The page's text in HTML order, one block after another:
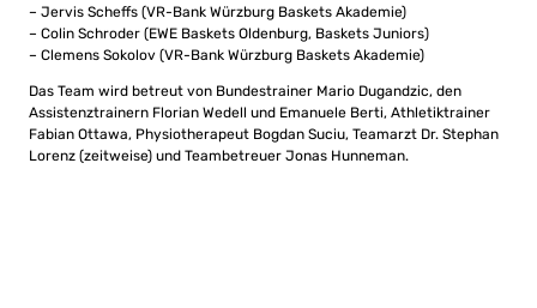
– Jervis Scheffs (VR-Bank Würzburg Baskets Akademie)
– Colin Schroder (EWE Baskets Oldenburg, Baskets Juniors)
– Clemens Sokolov (VR-Bank Würzburg Baskets Akademie)
Das Team wird betreut von Bundestrainer Mario Dugandzic, den
Assistenztrainern Florian Wedell und Emanuele Berti, Athletiktrainer
Fabian Ottawa, Physiotherapeut Bogdan Suciu, Teamarzt Dr. Stephan
Lorenz (zeitweise) und Teambetreuer Jonas Hunneman.